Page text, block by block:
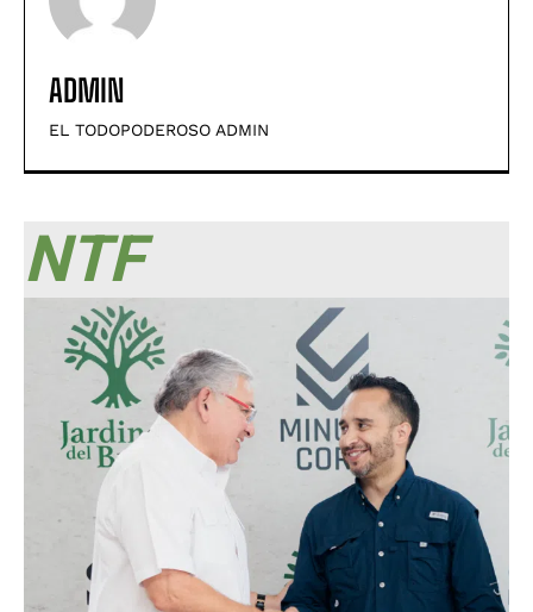
ADMIN
EL TODOPODEROSO ADMIN
NTF